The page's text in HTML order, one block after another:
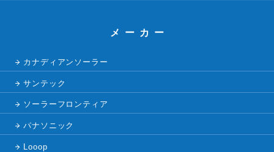
メーカー
カナディアンソーラー
サンテック
ソーラーフロンティア
パナソニック
Looop